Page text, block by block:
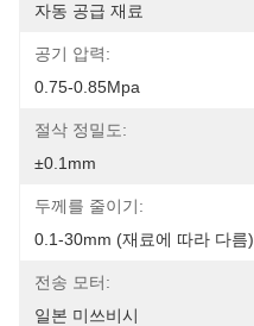
자동 공급 재료
공기 압력:
0.75-0.85Mpa
절삭 정밀도:
±0.1mm
두께를 줄이기:
0.1-30mm (재료에 따라 다름)
전송 모터:
일본 미쓰비시